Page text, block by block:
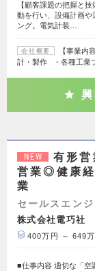
【顧客課題の把握と
動を行い、設備計画や
ング。電気計装…
会社概要
【事業内
計・製作 ・各種工業
NEW
有形営
営業◎健康
業
セールスエン
株式会社電巧社
400万円 ～ 649万
■仕事内容 適切な「空